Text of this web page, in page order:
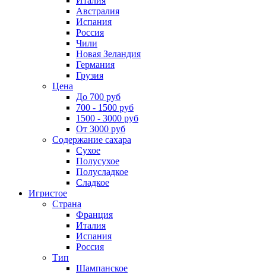
Австралия
Испания
Россия
Чили
Новая Зеландия
Германия
Грузия
Цена
До 700 руб
700 - 1500 руб
1500 - 3000 руб
От 3000 руб
Содержание сахара
Сухое
Полусухое
Полусладкое
Сладкое
Игристое
Страна
Франция
Италия
Испания
Россия
Тип
Шампанское